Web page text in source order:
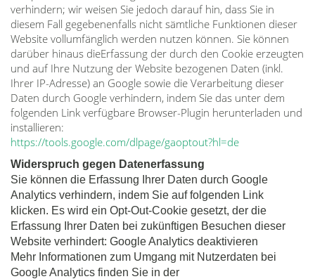
verhindern; wir weisen Sie jedoch darauf hin, dass Sie in
diesem Fall gegebenenfalls nicht sämtliche Funktionen dieser
Website vollumfänglich werden nutzen können. Sie können
darüber hinaus dieErfassung der durch den Cookie erzeugten
und auf Ihre Nutzung der Website bezogenen Daten (inkl.
Ihrer IP-Adresse) an Google sowie die Verarbeitung dieser
Daten durch Google verhindern, indem Sie das unter dem
folgenden Link verfügbare Browser-Plugin herunterladen und
installieren:
https://tools.google.com/dlpage/gaoptout?hl=de
Widerspruch gegen Datenerfassung
Sie können die Erfassung Ihrer Daten durch Google
Analytics verhindern, indem Sie auf folgenden Link
klicken. Es wird ein Opt-Out-Cookie gesetzt, der die
Erfassung Ihrer Daten bei zukünftigen Besuchen dieser
Website verhindert: Google Analytics deaktivieren
Mehr Informationen zum Umgang mit Nutzerdaten bei
Google Analytics finden Sie in der